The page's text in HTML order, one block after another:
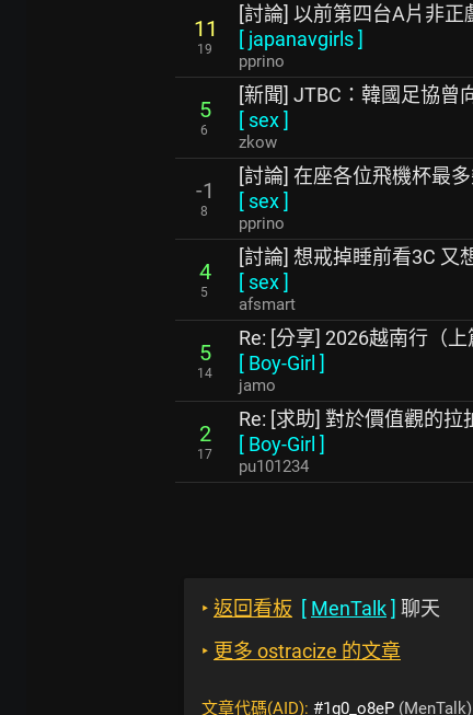
11
19
[討論] 以前第四台A片非正
[ japanavgirls]
pprino
5
6
[新聞] JTBC：韓國足協曾
[ sex]
zkow
-1
8
[討論] 在座各位飛機杯最
[ sex]
pprino
4
5
[討論] 想戒掉睡前看3C 又
[ sex]
afsmart
5
14
Re: [分享] 2026越南行（上
[ Boy-Girl ]
jamo
2
17
Re: [求助] 對於價值觀的拉
[ Boy-Girl ]
pu101234
‣ 返回看板 [ MenTalk] 聊天
‣ 更多 ostracize 的文章
文章代碼(AID): #1g0_o8eP (MenTalk)